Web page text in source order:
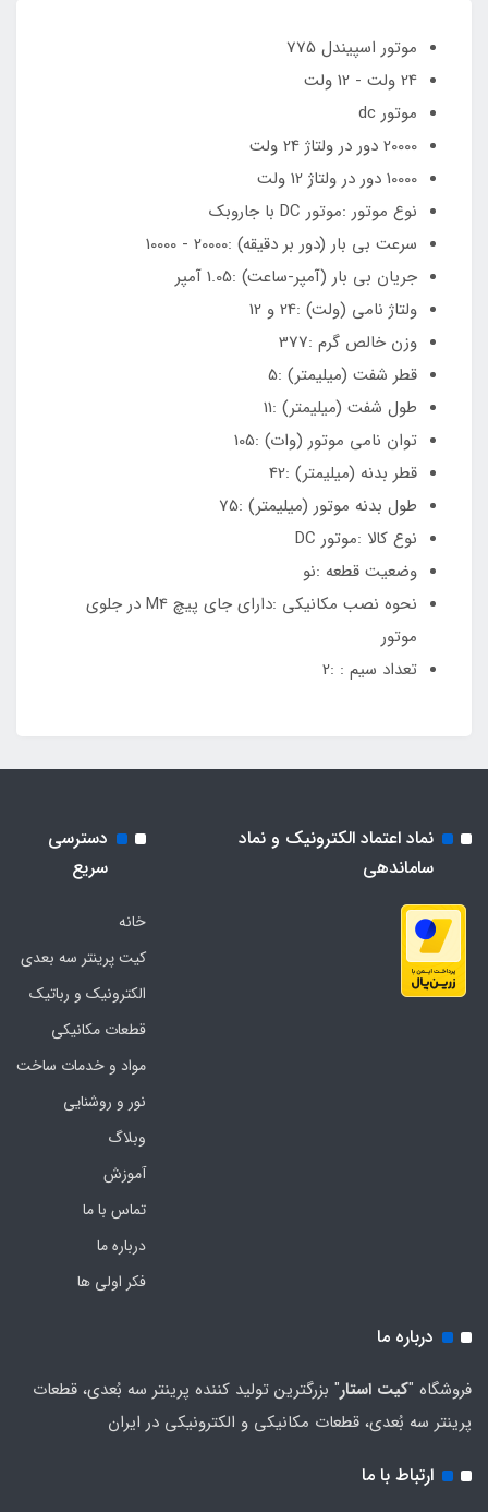
موتور اسپیندل 775
24 ولت - 12 ولت
موتور dc
20000 دور در ولتاژ 24 ولت
10000 دور در ولتاژ 12 ولت
نوع موتور :موتور DC با جاروبک
سرعت بی بار (دور بر دقیقه) :20000 - 10000
جریان بی بار (آمپر-ساعت) :1.05 آمپر
ولتاژ نامی (ولت) :24 و 12
وزن خالص گرم :377
قطر شفت (میلیمتر) :5
طول شفت (میلیمتر) :11
توان نامی موتور (وات) :105
قطر بدنه (میلیمتر) :42
طول بدنه موتور (میلیمتر) :75
نوع کالا :موتور DC
وضعیت قطعه :نو
نحوه نصب مکانیکی :دارای جای پیچ M4 در جلوی
موتور
تعداد سیم : :2
نماد اعتماد الکترونیک و نماد
ساماندهی
دسترسی
سریع
خانه
کیت پرینتر سه بعدی
الکترونیک و رباتیک
قطعات مکانیکی
مواد و خدمات ساخت
نور و روشنایی
وبلاگ
آموزش
تماس با ما
درباره ما
فکر اولی ها
درباره ما
فروشگاه "کیت استار" بزرگترین تولید کننده پرینتر سه بُعدی، قطعات
پرینتر سه بُعدی، قطعات مکانیکی و الکترونیکی در ایران
ارتباط با ما